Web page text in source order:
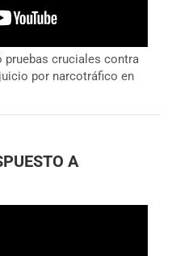
pruebas cruciales contra
por narcotráfico en
A